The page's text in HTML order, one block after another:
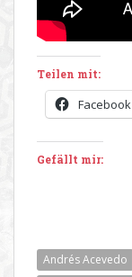
Teilen mit:
Facebook
Gefällt mir:
Andrés Acevedo